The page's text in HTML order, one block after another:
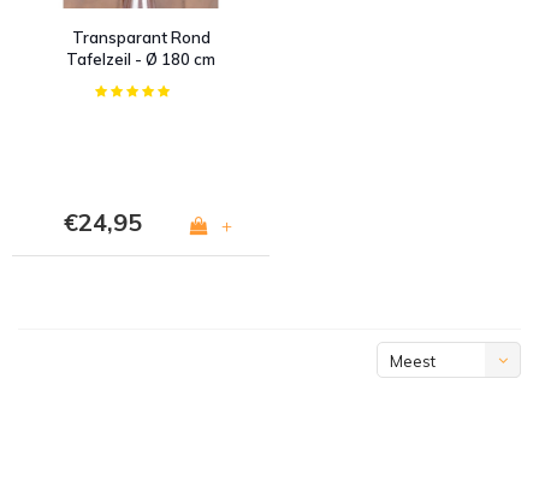
Transparant Rond
Tafelzeil - Ø 180 cm
€24,95 +
Meest